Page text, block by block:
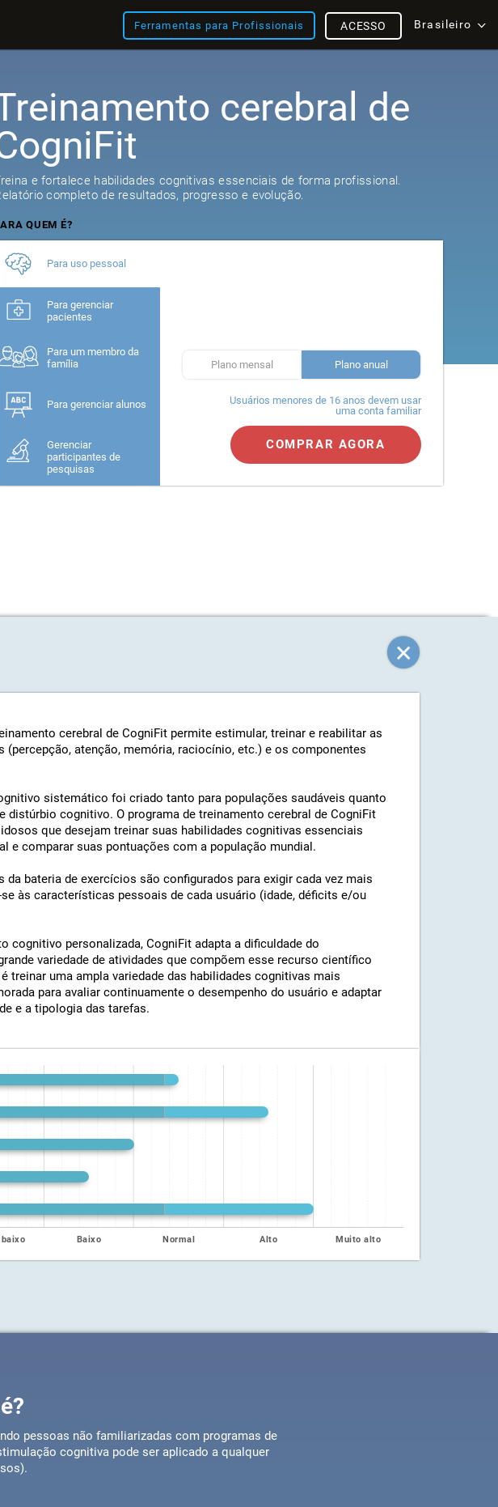
Ferramentas para Profissionais Brasileiro
ACESSO
cerebral de
321reviews
e fortalece habilidades cognitivas essenciais de forma profissional.
Relatório completo de resultados, progresso e evolução.
Para uso pessoal
Para gerenciar
Gerenciar
participantes de
pesquisas
uma conta familiar
COMPRAR AGORA
cerebral de CogniFit permite estimular, treinar e reabilitar as
(percepção, atenção, memória, raciocínio, etc.) e os componentes
sistemático foi criado tanto para populações saudáveis ​​quanto
distúrbio cognitivo. O programa de treinamento cerebral de CogniFit
que desejam treinar suas habilidades cognitivas essenciais
e comparar suas pontuações com a população mundial.
bateria de exercícios são configurados para exigir cada vez mais
às características pessoais de cada usuário (idade, déficits e/ou
cognitivo personalizada, CogniFit adapta a dificuldade do
variedade de atividades que compõem esse recurso científico
treinar uma ampla variedade das habilidades cognitivas mais
para avaliar continuamente o desempenho do usuário e adaptar
e a tipologia das tarefas.
Baixo Normal Alto Muito alto
pessoas não familiarizadas com programas de
cognitiva pode ser aplicado a qualquer